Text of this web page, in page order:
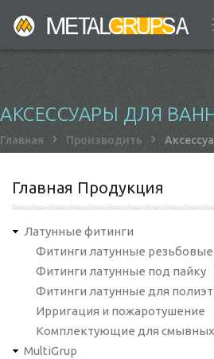
АКСЕССУАРЫ ДЛЯ
Строка
Главная Производить
Главная Продукция
Латунные фитинги
Фитинги латунные резьбовые
Фитинги латунные под пайку
Фитинги латунные для
Ирригация и пожаротушение
Комплектующие для смывных
MultiGrup